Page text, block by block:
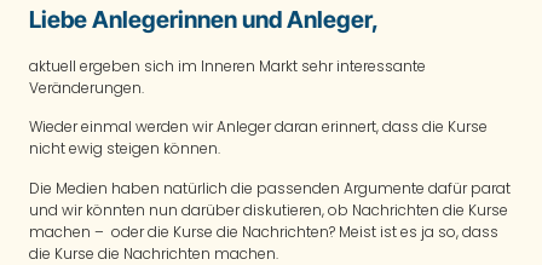
Liebe Anlegerinnen und Anleger,
aktuell ergeben sich im Inneren Markt sehr interessante
Veränderungen.
Wieder einmal werden wir Anleger daran erinnert, dass die Kurse
nicht ewig steigen können.
Die Medien haben natürlich die passenden Argumente dafür parat
und wir könnten nun darüber diskutieren, ob Nachrichten die Kurse
machen – oder die Kurse die Nachrichten? Meist ist es ja so, dass
die Kurse die Nachrichten machen.